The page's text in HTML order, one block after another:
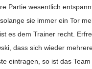
Partie wesentlich
sie immer ein Tor
es dem Trainer recht.
dass sich wieder
eintragen, so ist das